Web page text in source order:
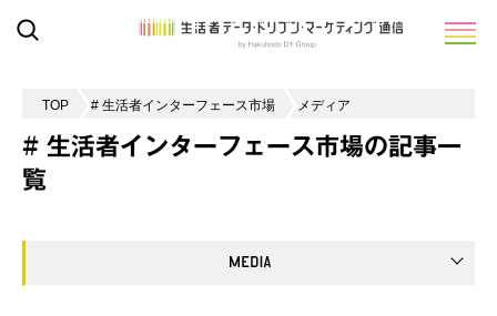
TOP # 生活者インターフェース市場 メディア
# 生活者インターフェース市場の記事一
覧